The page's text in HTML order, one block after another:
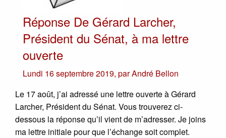
Réponse De Gérard Larcher,
Président du Sénat, à ma lettre
ouverte
Lundi 16 septembre 2019, parAndré Bellon
Le 17 août, j’ai adressé une lettre ouverte à Gérard
Larcher, Président du Sénat. Vous trouverez ci-
dessous la réponse qu’il vient de m’adresser. Je joins
ma lettre initiale pour que l’échange soit complet.